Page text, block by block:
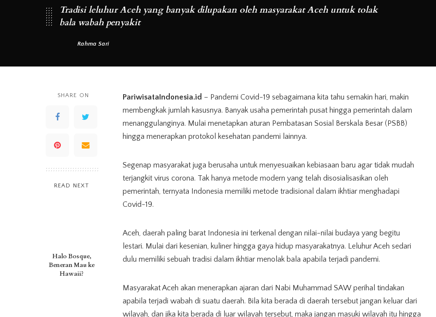
Tradisi leluhur Aceh yang banyak dilupakan oleh masyarakat Aceh untuk tolak
bala wabah penyakit
Posted
Rahma Sari
SHARE ON
READ NEXT
Halo Bosque,
Beneran Mau ke
Hawaii?
PariwisataIndonesia.id – Pandemi Covid-19 sebagaimana kita tahu semakin hari, makin
membengkak jumlah kasusnya. Banyak usaha pemerintah pusat hingga pemerintah dalam
menanggulanginya. Mulai menetapkan aturan Pembatasan Sosial Berskala Besar (PSBB)
hingga menerapkan protokol kesehatan pandemi lainnya.
Segenap masyarakat juga berusaha untuk menyesuaikan kebiasaan baru agar tidak mudah
terjangkit virus corona. Tak hanya metode modern yang telah disosialisasikan oleh
pemerintah, ternyata Indonesia memiliki metode tradisional dalam ikhtiar menghadapi
Covid-19.
Aceh, daerah paling barat Indonesia ini terkenal dengan nilai-nilai budaya yang begitu
lestari. Mulai dari kesenian, kuliner hingga gaya hidup masyarakatnya. Leluhur Aceh sedari
dulu memiliki sebuah tradisi dalam ikhtiar menolak bala apabila terjadi pandemi.
Masyarakat Aceh akan menerapkan ajaran dari Nabi Muhammad SAW perihal tindakan
apabila terjadi wabah di suatu daerah. Bila kita berada di daerah tersebut jangan keluar dari
wilayah, dan jika kita berada di luar wilayah tersebut, maka jangan masuki wilayah itu hingga